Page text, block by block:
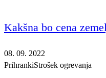
Kakšna bo cena
08. 09. 2022
PrihrankiStrošek ogrevanja